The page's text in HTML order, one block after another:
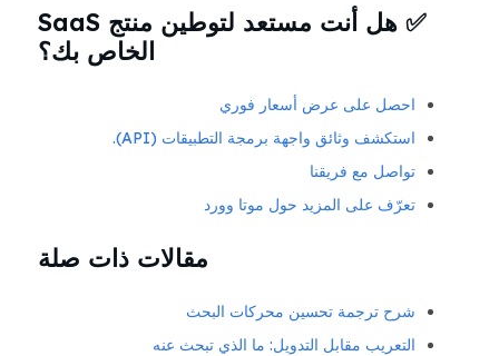
✅ هل أنت مستعد لتوطين منتج SaaS
الخاص بك؟
احصل على عرض أسعار فوري
استكشف وثائق واجهة برمجة التطبيقات (API).
تواصل مع فريقنا
تعرّف على المزيد حول موتا وورد
مقالات ذات صلة
شرح ترجمة تحسين محركات البحث
التعريب مقابل التدويل: ما الذي تبحث عنه